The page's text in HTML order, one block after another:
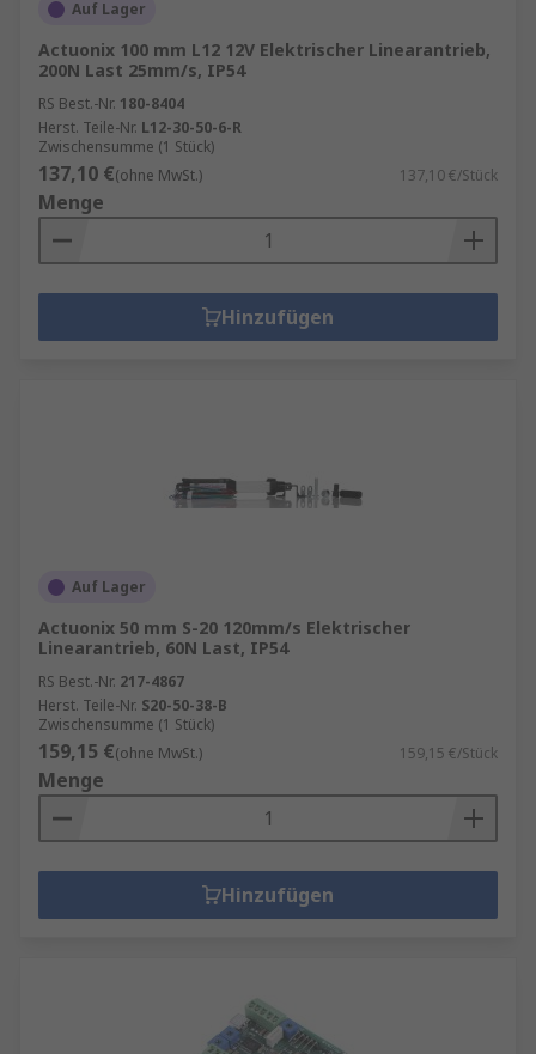
Auf Lager
Actuonix 100 mm L12 12V Elektrischer Linearantrieb,
200N Last 25mm/s, IP54
RS Best.-Nr. 180-8404
Herst. Teile-Nr. L12-30-50-6-R
Zwischensumme (1 Stück)
137,10 €(ohne MwSt.) 137,10 €/Stück
Menge
Hinzufügen
Auf Lager
Actuonix 50 mm S-20 120mm/s Elektrischer
Linearantrieb, 60N Last, IP54
RS Best.-Nr. 217-4867
Herst. Teile-Nr. S20-50-38-B
Zwischensumme (1 Stück)
159,15 €(ohne MwSt.) 159,15 €/Stück
Menge
Hinzufügen